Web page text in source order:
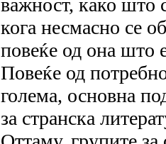
важност, како што
кога несмасно се
повеќе од она што
Повеќе од
голема, основна
за странска